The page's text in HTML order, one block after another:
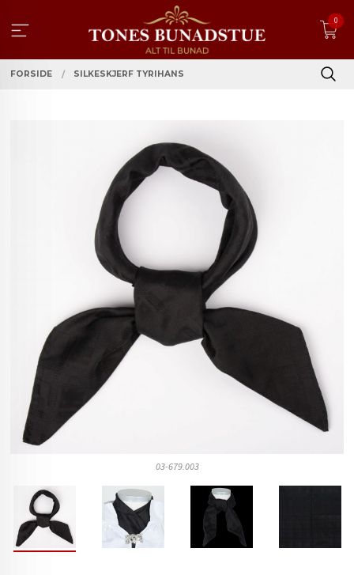
innholdet
0
FORSIDE SILKESKJERF TYRIHANS
03-679.003